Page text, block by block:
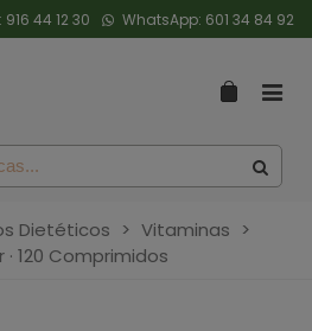
916 44 12 30 WhatsApp: 601 34 84 92
Dietéticos > Vitaminas >
· 120 Comprimidos